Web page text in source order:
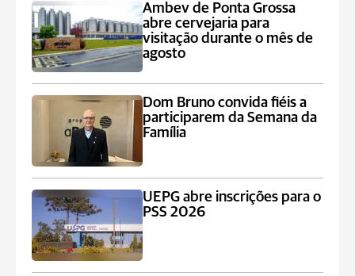
Ambev de Ponta Grossa
abre cervejaria para
visitação durante o mês de
agosto
Dom Bruno convida fiéis a
participarem da Semana da
Família
UEPG abre inscrições para o
PSS 2026